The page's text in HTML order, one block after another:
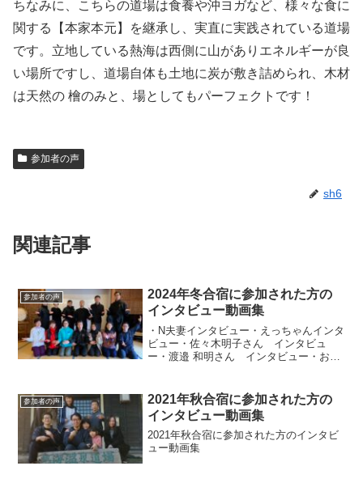
ちなみに、こちらの道場は食養や沖ヨガなど、様々な食に
関する【本家本元】を継承し、実直に実践されている道場
です。立地している熱海は西側に山がありエネルギーが良
い場所ですし、道場自体も土地に炭が敷き詰められ、木材
は天然の 檜のみと、場としてもパーフェクトです！
参加者の声
sh6
関連記事
参加者の声
2024年冬合宿に参加された方の
インタビュー動画集
・N夫妻インタビュー・えっちゃんインタ
ビュー・佐々木明子さん インタビュ
ー・渡邉 和明さん インタビュー・おだ
参加者の声
2021年秋合宿に参加された方の
インタビュー動画集
2021年秋合宿に参加された方のインタビ
ュー動画集